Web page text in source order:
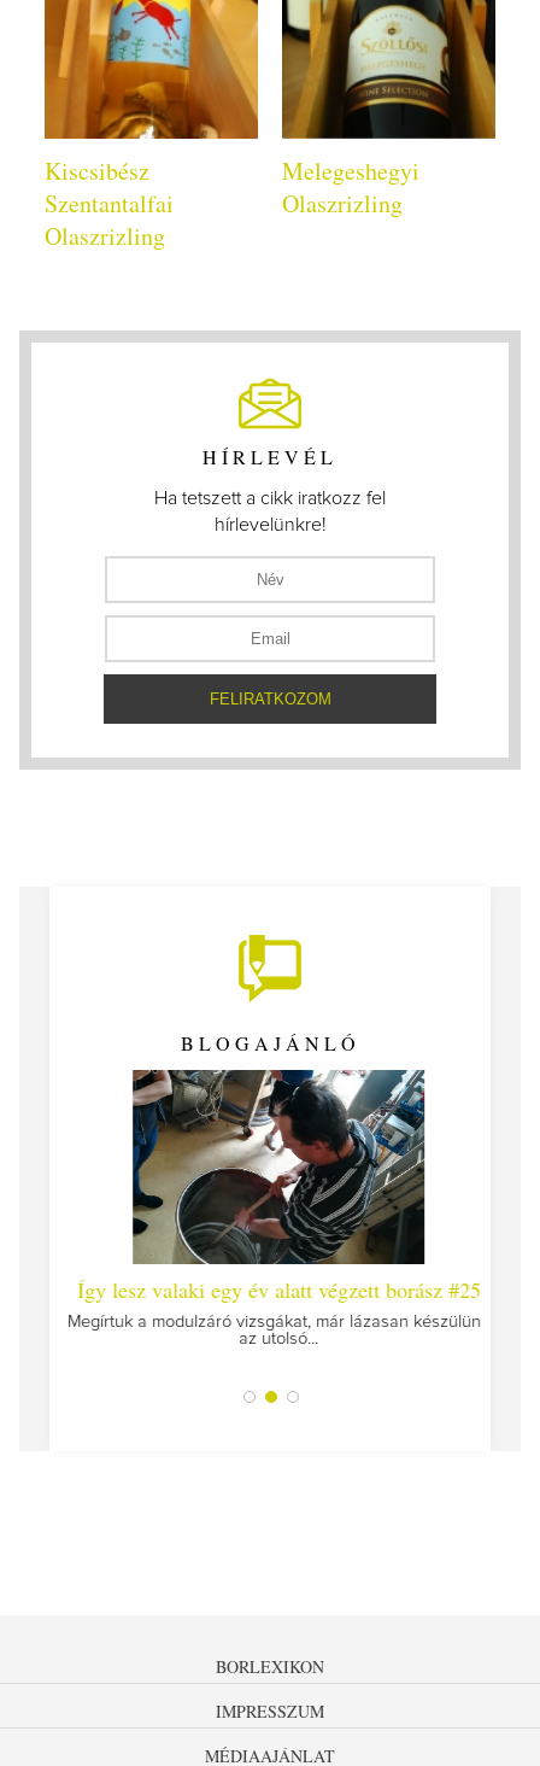
Kiscsibész
Szentantalfai
Olaszrizling
Melegeshegyi
Olaszrizling
HÍRLEVÉL
Ha tetszett a cikk iratkozz fel
hírlevelünkre!
BLOGAJÁNLÓ
Így lesz valaki egy év alatt végzett borász #25
Megírtuk a modulzáró vizsgákat, már lázasan készülünk
az utolsó...
BORLEXIKON
IMPRESSZUM
MÉDIAAJÁNLAT